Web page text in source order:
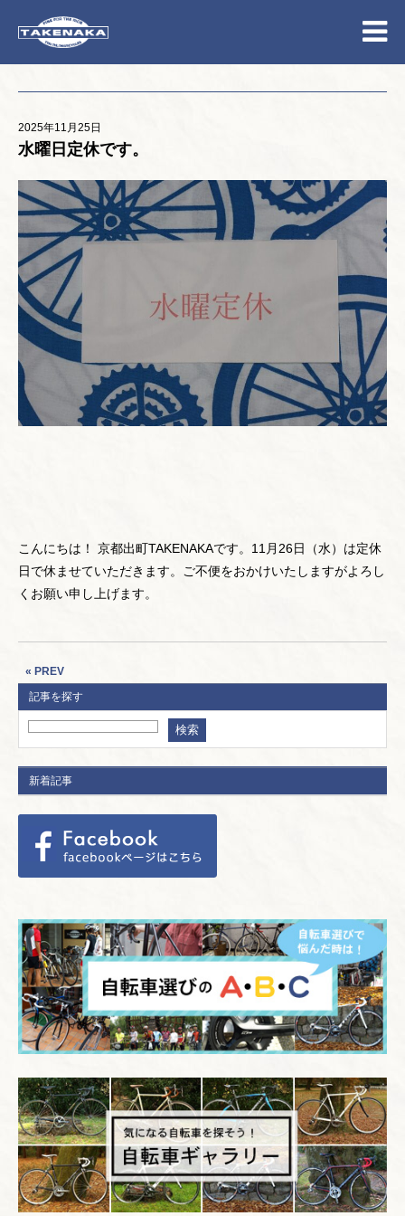
2025年11月25日
水曜日定休です。
こんにちは！ 京都出町TAKENAKAです。11月26日（水）は定休
日で休ませていただきます。ご不便をおかけいたしますがよろし
くお願い申し上げます。
« PREV
記事を探す
新着記事